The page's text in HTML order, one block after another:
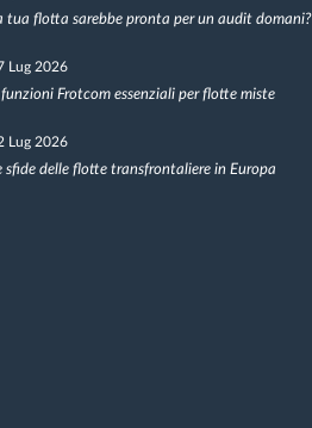
tua flotta sarebbe pronta per un audit domani?
Lug 2026
Frotcom essenziali per flotte miste
Lug 2026
sfide delle flotte transfrontaliere in Europa